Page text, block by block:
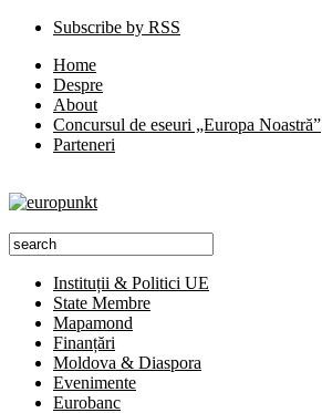
Subscribe by RSS
Home
Despre
About
Concursul de eseuri „Europa Noastră”
Parteneri
Instituții & Politici UE
State Membre
Mapamond
Finanțări
Moldova & Diaspora
Evenimente
Eurobanc